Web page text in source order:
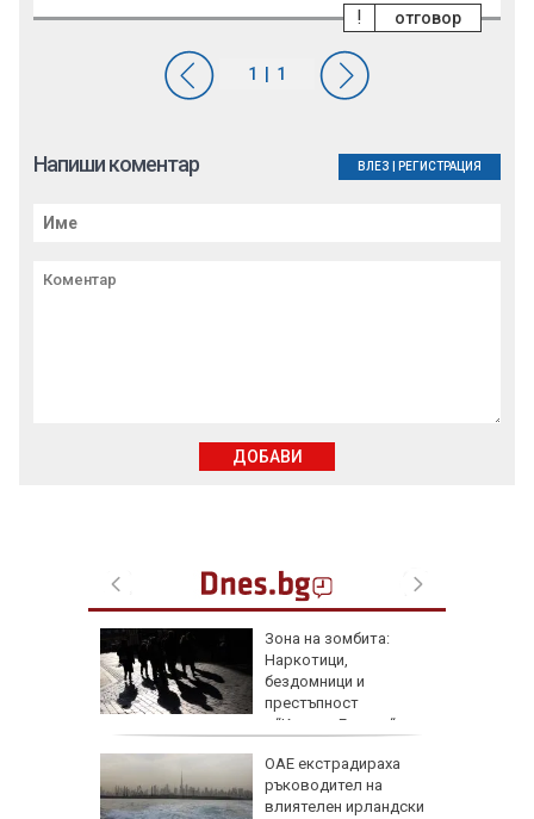
Зона на зомбита:
Наркотици,
бездомници и
престъпност
превземат лондонския “Ковънт Гардън“
ОАЕ екстрадираха
ръководител на
влиятелен ирландски
отговор
!
Напиши коментар ВЛЕЗ РЕГИСТРАЦИЯ
ДОБАВИ